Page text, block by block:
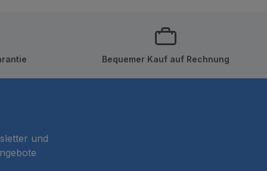
Bequemer Kauf auf Rechnung
und